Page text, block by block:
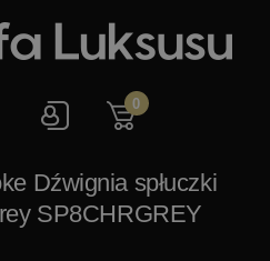
0
Dźwignia spłuczki
SP8CHRGREY